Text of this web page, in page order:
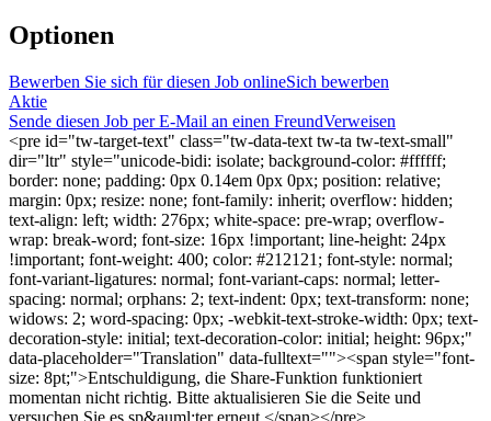
Optionen
Bewerben Sie sich für diesen Job onlineSich bewerben
Aktie
Sende diesen Job per E-Mail an einen FreundVerweisen
<pre id="tw-target-text" class="tw-data-text tw-ta tw-text-small"
dir="ltr" style="unicode-bidi: isolate; background-color: #ffffff;
border: none; padding: 0px 0.14em 0px 0px; position: relative;
margin: 0px; resize: none; font-family: inherit; overflow: hidden;
text-align: left; width: 276px; white-space: pre-wrap; overflow-
wrap: break-word; font-size: 16px !important; line-height: 24px
!important; font-weight: 400; color: #212121; font-style: normal;
font-variant-ligatures: normal; font-variant-caps: normal; letter-
spacing: normal; orphans: 2; text-indent: 0px; text-transform: none;
widows: 2; word-spacing: 0px; -webkit-text-stroke-width: 0px; text-
decoration-style: initial; text-decoration-color: initial; height: 96px;"
data-placeholder="Translation" data-fulltext=""><span style="font-
size: 8pt;">Entschuldigung, die Share-Funktion funktioniert
momentan nicht richtig. Bitte aktualisieren Sie die Seite und
versuchen Sie es sp&auml;ter erneut.</span></pre>